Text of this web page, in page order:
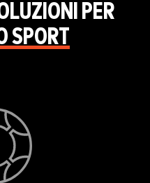
PER
SPORT